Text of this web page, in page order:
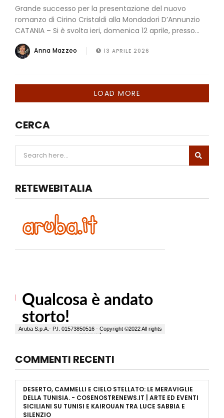
Grande successo per la presentazione del nuovo
romanzo di Cirino Cristaldi alla Mondadori D’Annunzio
CATANIA – Si è svolta ieri, domenica 12 aprile, presso...
Anna Mazzeo 13 APRILE 2026
LOAD MORE
CERCA
RETEWEBITALIA
COMMENTI RECENTI
DESERTO, CAMMELLI E CIELO STELLATO: LE MERAVIGLIE
DELLA TUNISIA. - COSENOSTRENEWS.IT | ARTE ED EVENTI
SICILIANI SU TUNISI E KAIROUAN TRA LUCE SABBIA E
SILENZIO